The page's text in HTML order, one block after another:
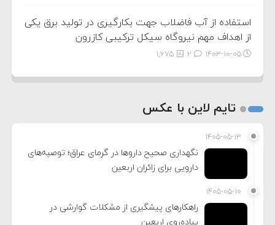
استفاده از آب فاضلاب جهت بکارگیری در تولید برق یکی
از اهداف مهم نیروگاه سیکل ترکیبی کازرون
۱۴۰۳-۱۰-۰۵ 1,675
تایم لاین با عکس
۱۴۰۵-۰۵-۱۳
نگهداری صحیح داروها در گرمای عراق؛ توصیه‌های
دارویی برای زائران اربعین
۱۴۰۵-۰۵-۱۰
راهکارهای پیشگیری از مشکلات گوارشی در
پیاده‌روی اربعین